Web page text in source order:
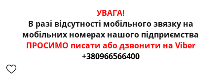
УВАГА!
В разі відсутності мобільного звязку на
мобільних номерах нашого підприємства
ПРОСИМО писати або дзвонити на Viber
+380966566400